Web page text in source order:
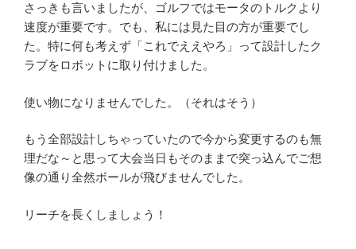
さっきも言いましたが、ゴルフではモータのトルクより
速度が重要です。でも、私には見た目の方が重要でし
た。特に何も考えず「これでええやろ」って設計したク
ラブをロボットに取り付けました。
使い物になりませんでした。（それはそう）
もう全部設計しちゃっていたので今から変更するのも無
理だな～と思って大会当日もそのままで突っ込んでご想
像の通り全然ボールが飛びませんでした。
リーチを長くしましょう！